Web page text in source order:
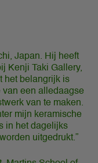
Japan. Hij heeft
Kenji Taki Gallery,
het belangrijk is
van een alledaagse
van te maken.
mijn keramische
in het dagelijks
uitgedrukt.”